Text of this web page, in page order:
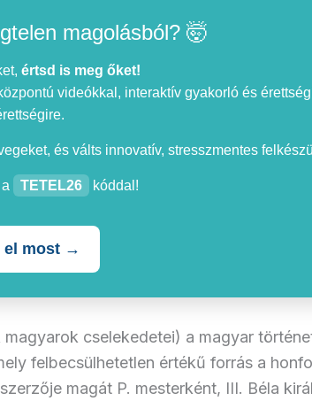
magolásból? 🤯
értsd is meg őket!
videókkal, interaktív gyakorló és
és válts innovatív, stresszmentes
a TETEL26 kóddal!
el most →
cselekedetei) a magyar
felbecsülhetetlen értékű forrás a
magát P. mesterként, III. Béla